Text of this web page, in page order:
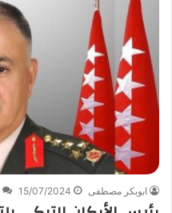
ابوبكر مصطفى 15/07/2024